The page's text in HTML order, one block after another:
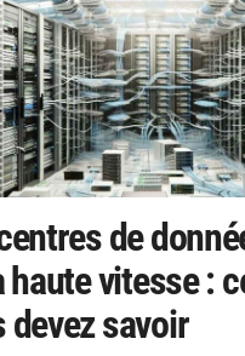
de
haute vitesse :
devez savoir